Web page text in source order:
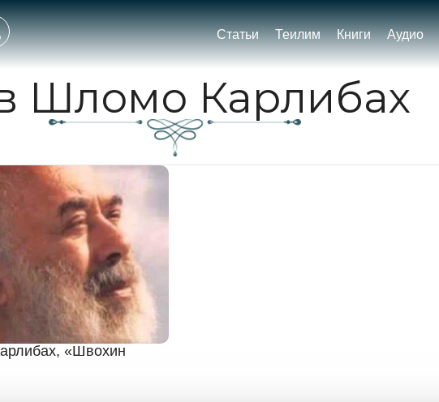
Статьи Теилим Книги Аудио
Шломо Карлибах
«Швохин